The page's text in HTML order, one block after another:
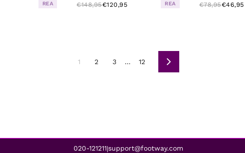
REA €148,95€120,95 REA €78,95€46,95
1 2 3 … 12 Seuraava
020-121211|support@footway.com